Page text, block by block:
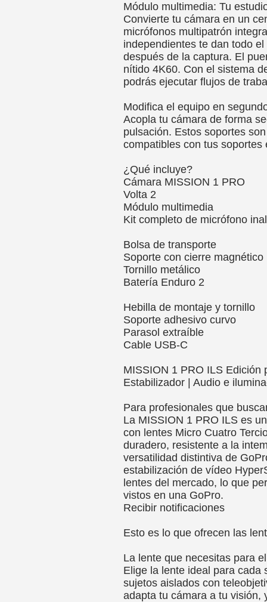
Módulo multimedia: Tu
Convierte tu cámara en un
micrófonos multipatrón
independientes te dan todo
después de la captura. El
nítido 4K60. Con el sistema
podrás ejecutar flujos de
Modifica el equipo en
Acopla tu cámara de forma
pulsación. Estos soportes
compatibles con tus
¿Qué incluye?
Cámara MISSION 1 PRO
Volta 2
Módulo multimedia
Kit completo de micrófono
Bolsa de transporte
Soporte con cierre magnético
Tornillo metálico
Batería Enduro 2
Hebilla de montaje y tornillo
Soporte adhesivo curvo
Parasol extraíble
Cable USB-C
MISSION 1 PRO ILS Edición
Estabilizador | Audio e
Para profesionales que
La MISSION 1 PRO ILS es
con lentes Micro Cuatro
duradero, resistente a la
versatilidad distintiva de
estabilización de vídeo
lentes del mercado, lo que
vistos en una GoPro.
Recibir notificaciones
Esto es lo que ofrecen las
La lente que necesitas para
Elige la lente ideal para cada
sujetos aislados con
adapta tu cámara a tu visión,